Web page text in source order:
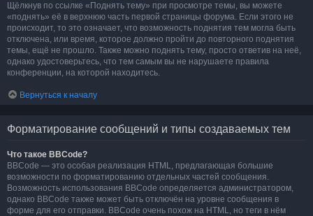
Щёлкнув по ссылке «Поднять тему» при просмотре темы, вы можете
«поднять» её в верхнюю часть первой страницы форума. Если этого не
происходит, то это означает, что возможность поднятия тем могла быть
отключена, или время, которое должно пройти до повторного поднятия
темы, ещё не прошло. Также можно поднять тему, просто ответив на неё,
однако удостоверьтесь, что тем самым вы не нарушаете правила
конференции, на которой находитесь.
Вернуться к началу
Форматирование сообщений и типы создаваемых тем
Что такое BBCode?
BBCode — это особая реализация HTML, предлагающая большие
возможности по форматированию отдельных частей сообщения.
Возможность использования BBCode определяется администратором,
однако BBCode также может быть отключён на уровне сообщения в
форме для его отправки. BBCode очень похож на HTML, но теги в нём